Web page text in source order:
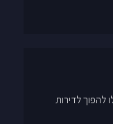
להפוך לדירות